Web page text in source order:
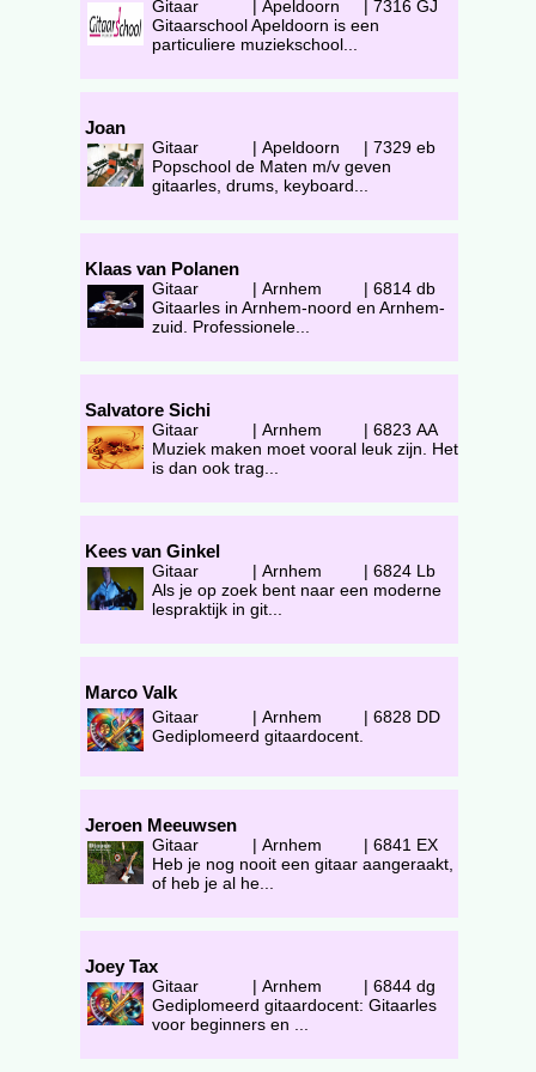
Gitaar Apeldoorn
7316 GJ
Gitaarschool Apeldoorn is een
particuliere muziekschool...
Joan
Gitaar | Apeldoorn | 7329 eb
Popschool de Maten m/v geven
gitaarles, drums, keyboard...
Klaas van Polanen
Gitaar | Arnhem | 6814 db
Gitaarles in Arnhem-noord en Arnhem-
zuid. Professionele...
Salvatore Sichi
Gitaar | Arnhem | 6823 AA
Muziek maken moet vooral leuk zijn. Het
is dan ook trag...
Kees van Ginkel
Gitaar | Arnhem | 6824 Lb
Als je op zoek bent naar een moderne
lespraktijk in git...
Marco Valk
Gitaar | Arnhem | 6828 DD
Gediplomeerd gitaardocent.
Jeroen Meeuwsen
Gitaar | Arnhem | 6841 EX
Heb je nog nooit een gitaar aangeraakt,
of heb je al he...
Joey Tax
Gitaar | Arnhem | 6844 dg
Gediplomeerd gitaardocent: Gitaarles
voor beginners en ...